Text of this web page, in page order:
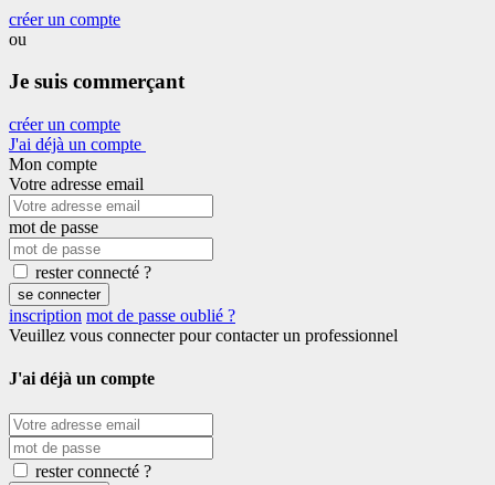
créer un compte
ou
Je suis commerçant
créer un compte
J'ai déjà un compte
Mon compte
Votre adresse email
mot de passe
rester connecté ?
se connecter
inscription mot de passe oublié ?
Veuillez vous connecter pour contacter un professionnel
J'ai déjà un compte
rester connecté ?